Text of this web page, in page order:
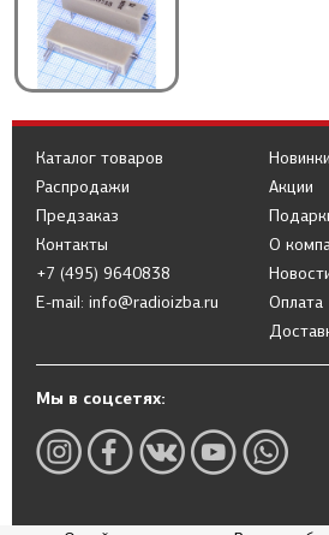
Каталог товаров
Распродажи
Предзаказ
Новинки
Акции
Контакты
+7 (495) 9640838
E-mail: info@radioizba.ru
О
Оплата
Мы в соцсетях: